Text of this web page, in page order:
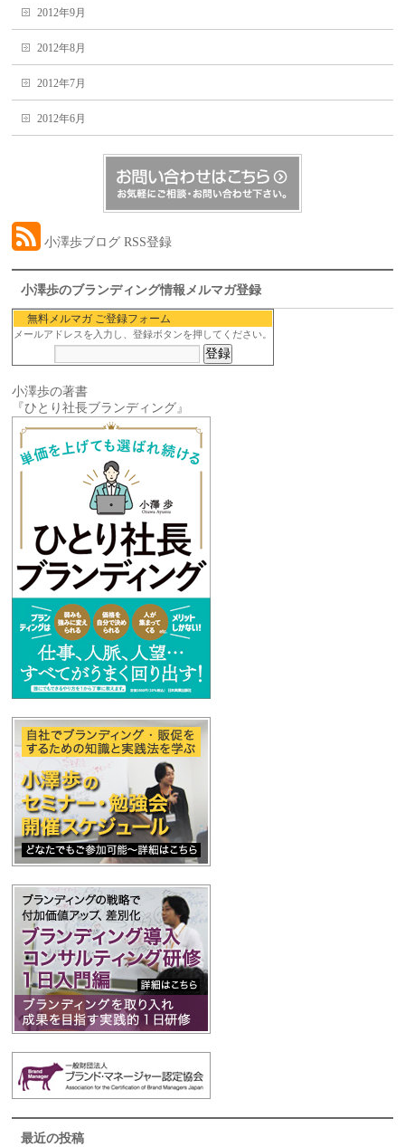
2012年9月
2012年8月
2012年7月
2012年6月
小澤歩ブログ RSS登録
小澤歩のブランディング情報メルマガ登録
無料メルマガ ご登録フォーム
メールアドレスを入力し、登録ボタンを押してください。
小澤歩の著書
『ひとり社長ブランディング』
最近の投稿